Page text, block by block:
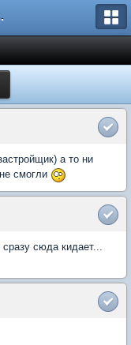
а то ни
смогли
сюда кидает...